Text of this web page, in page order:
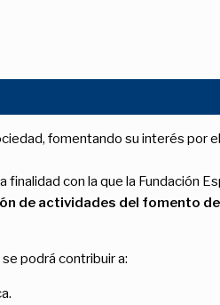
fomentando su interés
con la que la Fundación
de actividades del fomento
podrá contribuir a: